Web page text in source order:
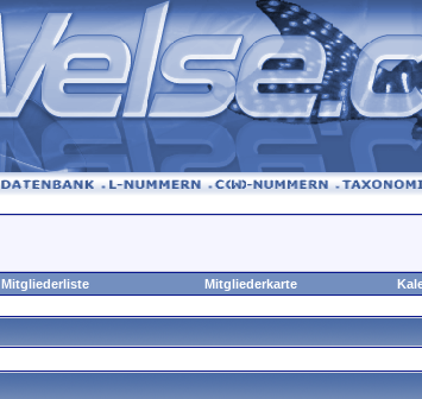
Mitgliederliste Mitgliederkarte